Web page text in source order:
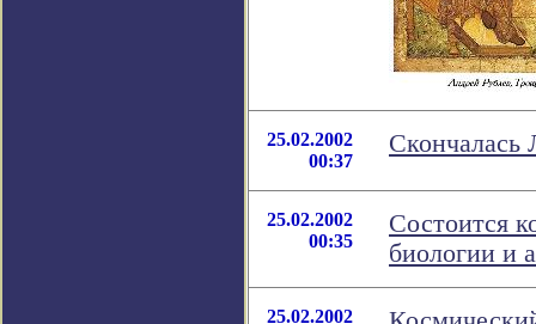
25.02.2002
00:37
Скончалась
25.02.2002
00:35
Состоится
биологии и
25.02.2002